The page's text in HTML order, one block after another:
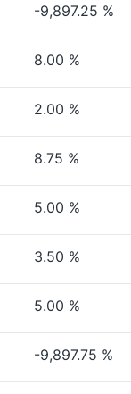
-9,897.25 %
8.00 %
2.00 %
8.75 %
5.00 %
3.50 %
5.00 %
-9,897.75 %